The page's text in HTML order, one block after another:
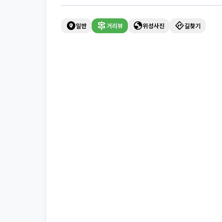
explore_nearby일반 signpost거리뷰 globe위성사진 directions길찾기